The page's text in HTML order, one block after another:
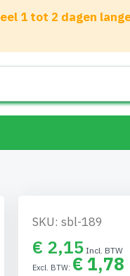
1 tot 2 dagen
SKU: sbl-189
€ 2,15
€ 1,78